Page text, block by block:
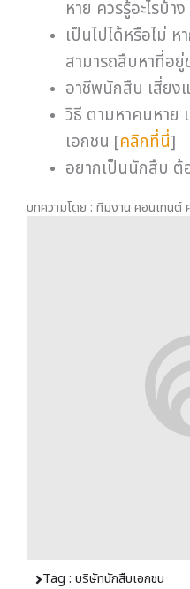
หาย ควรรู้อะไรบ้า
เป็นไปได้หรือไม่
สามารถสืบหาที่อ
อาชีพนักสืบ เสี่ยง
วิธี ตามหาคนหาย
เอกชน [คลิกที่นี่]
อยากเป็นนักสืบ ต้
บทความโดย : ทีมงาน คอนเทนต์
Tag : บริษัทนักสืบเอกชน